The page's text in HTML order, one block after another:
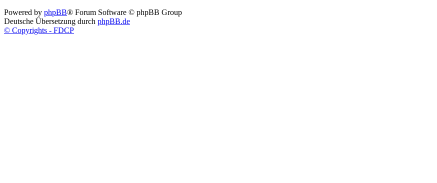
Powered by phpBB® Forum Software © phpBB Group
Deutsche Übersetzung durch phpBB.de
© Copyrights - FDCP